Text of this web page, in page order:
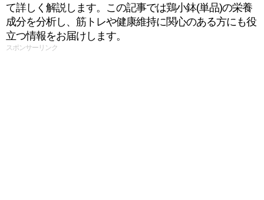
て詳しく解説します。この記事では鶏小鉢(単品)の栄養
成分を分析し、筋トレや健康維持に関心のある方にも役
立つ情報をお届けします。
スポンサーリンク